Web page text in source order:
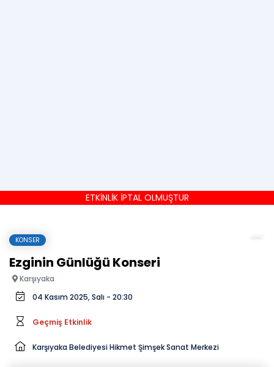
ETKİNLİK İPTAL OLMUŞTUR
KONSER
Ezginin Günlüğü Konseri
Karşıyaka
04 Kasım 2025, Salı - 20:30
Geçmiş Etkinlik
Karşıyaka Belediyesi Hikmet Şimşek Sanat Merkezi